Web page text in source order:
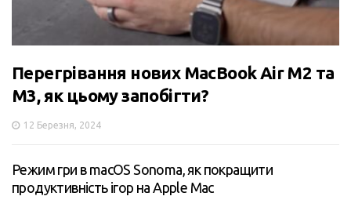
Перегрівання нових MacBook Air M2 та
M3, як цьому запобігти?
12 Березня, 2024
Режим гри в macOS Sonoma, як покращити
продуктивність ігор на Apple Mac